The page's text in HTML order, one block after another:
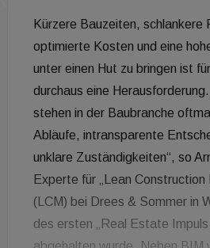
Kürzere Bauzeiten, schlankere
optimierte Kosten und eine
unter einen Hut zu bringen ist
durchaus eine
stehen in der Baubranche
Abläufe, intransparente
unklare Zuständigkeiten“, so
Experte für „Lean Construction
(LCM) bei Drees & Sommer in
des ersten „Real Estate Impuls